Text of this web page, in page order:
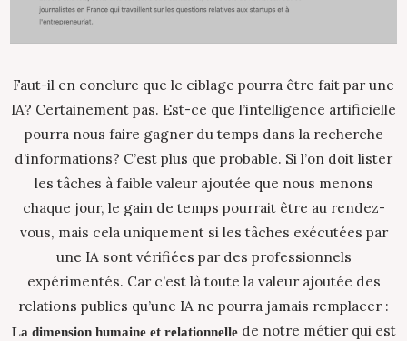
Faut-il en conclure que le ciblage pourra être fait par une
IA? Certainement pas. Est-ce que l’intelligence artificielle
pourra nous faire gagner du temps dans la recherche
d’informations? C’est plus que probable. Si l’on doit lister
les tâches à faible valeur ajoutée que nous menons
chaque jour, le gain de temps pourrait être au rendez-
vous, mais cela uniquement si les tâches exécutées par
une IA sont vérifiées par des professionnels
expérimentés. Car c’est là toute la valeur ajoutée des
relations publics qu’une IA ne pourra jamais remplacer :
La dimension humaine et relationnelle de notre métier qui est